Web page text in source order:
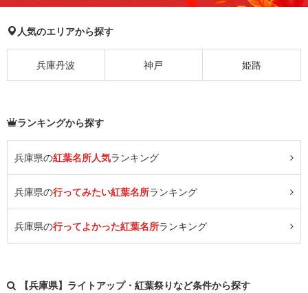
人気のエリアから探す
兵庫丹波 神戸 姫路
ランキングから探す
兵庫県の紅葉名所人気ランキング
兵庫県の行ってみたい紅葉名所ランキング
兵庫県の行ってよかった紅葉名所ランキング
【兵庫県】ライトアップ・紅葉祭りなど条件から探す